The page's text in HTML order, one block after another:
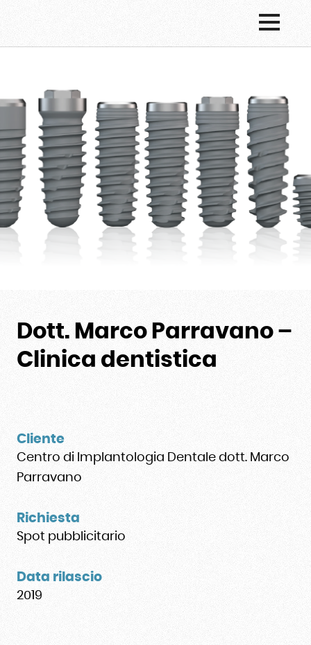
Dott. Marco Parravano –
Clinica dentistica
Cliente
Centro di Implantologia Dentale dott. Marco
Parravano
Richiesta
Spot pubblicitario
Data rilascio
2019